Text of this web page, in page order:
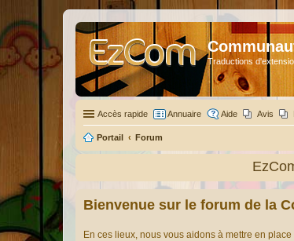
Traductions
Accès rapide Annuaire Aide Avis
Portail Forum
Bienvenue sur le forum de la
En ces lieux, nous vous aidons à mettre en